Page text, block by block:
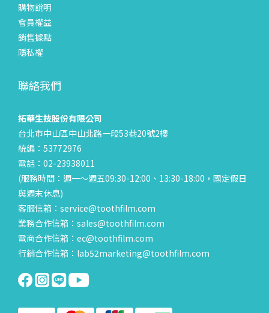
購物說明
會員權益
銷售據點
隱私權
聯絡我們
拓華生技股份有限公司
台北市中山區中山北路一段53巷20號2樓
統編：53772976
電話：02-23938011
(服務時間：週一～週五09:30-12:00、13:30-18:00，國定假日
與週末休息)
客服信箱：service@toothfilm.com
業務合作信箱：sales@toothfilm.com
電商合作信箱：ec@toothfilm.com
行銷合作信箱：lab52marketing@toothfilm.com